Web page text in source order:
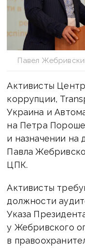
Павел
Активисты
коррупции,
Украина и
на Петра
и назначении
Павла
ЦПК.
Активисты
должности
Указа
у Жебривского
в